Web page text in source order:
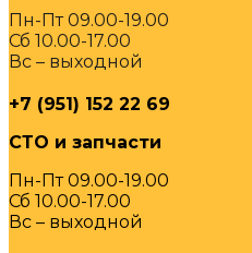
Пн-Пт 09.00-19.00
Сб 10.00-17.00
Вс – выходной
+7 (951) 152 22 69
СТО и запчасти
Пн-Пт 09.00-19.00
Сб 10.00-17.00
Вс – выходной